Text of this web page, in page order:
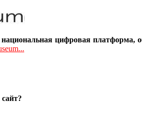
национальная цифровая платформа,